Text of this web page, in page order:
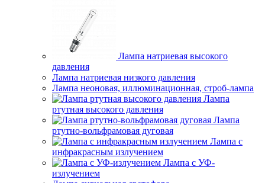
Лампа натриевая высокого
давления
Лампа натриевая низкого давления
Лампа неоновая, иллюминационная, строб-лампа
Лампа
ртутная высокого давления
Лампа
ртутно-вольфрамовая дуговая
Лампа с
инфракрасным излучением
Лампа с УФ-
излучением